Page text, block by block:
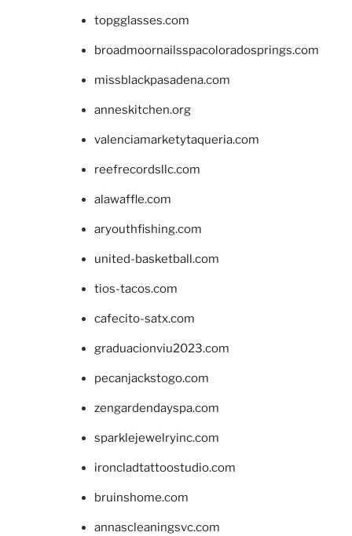
topgglasses.com
broadmoornailsspacoloradosprings.com
missblackpasadena.com
anneskitchen.org
valenciamarketytaqueria.com
reefrecordsllc.com
alawaffle.com
aryouthfishing.com
united-basketball.com
tios-tacos.com
cafecito-satx.com
graduacionviu2023.com
pecanjackstogo.com
zengardendayspa.com
sparklejewelryinc.com
ironcladtattoostudio.com
bruinshome.com
annascleaningsvc.com